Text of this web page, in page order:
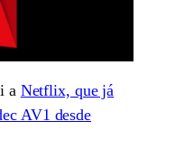
a Netflix, que já
AV1 desde